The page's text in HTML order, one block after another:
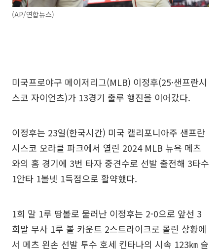
(AP/연합뉴스)
미국프로야구 메이저리그(MLB) 이정후(25·샌프란시
스코 자이언츠)가 13경기 출루 행진을 이어갔다.
이정후는 23일(한국시간) 미국 캘리포니아주 샌프란
시스코 오라클 파크에서 열린 2024 MLB 뉴욕 메츠
와의 홈 경기에 3번 타자 중견수로 선발 출전해 3타수
1안타 1볼넷 1득점으로 활약했다.
1회 말 1루 땅볼로 물러난 이정후는 2-0으로 앞선 3
회말 무사 1루 볼 카운트 2스트라이크로 몰린 상황에
서 메츠 왼손 선발 투수 호세 킨타나의 시속 123㎞ 슬